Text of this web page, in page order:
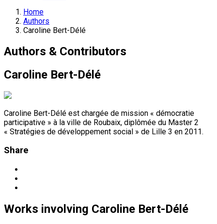
Home
Authors
Caroline Bert-Délé
Authors & Contributors
Caroline Bert-Délé
Caroline Bert-Délé est chargée de mission « démocratie
participative » à la ville de Roubaix, diplômée du Master 2
« Stratégies de développement social » de Lille 3 en 2011.
Share
Works involving Caroline Bert-Délé